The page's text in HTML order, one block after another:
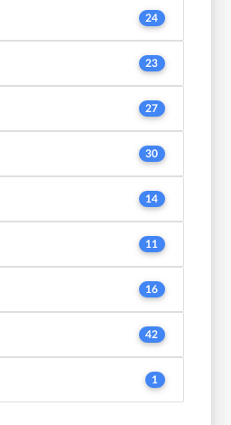
24
23
27
30
14
11
16
42
1